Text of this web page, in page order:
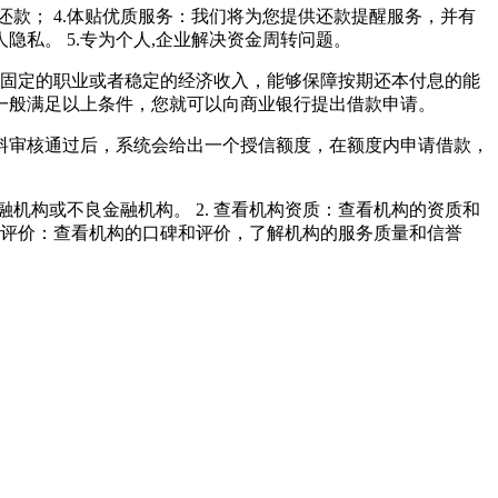
； 4.体贴优质服务：我们将为您提供还款提醒服务，并有
私。 5.专为个人,企业解决资金周转问题。
定的职业或者稳定的经济收入，能够保障按期还本付息的能
满足以上条件，您就可以向商业银行提出借款申请。
核通过后，系统会给出一个授信额度，在额度内申请借款，
构或不良金融机构。 2. 查看机构资质：查看机构的资质和
价：查看机构的口碑和评价，了解机构的服务质量和信誉